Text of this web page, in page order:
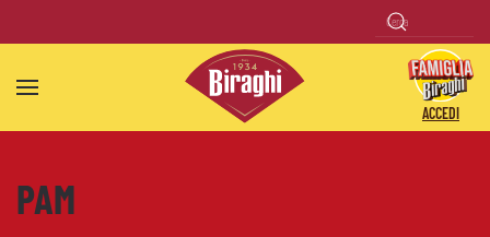
Skip to main content
ACCEDI
PAM